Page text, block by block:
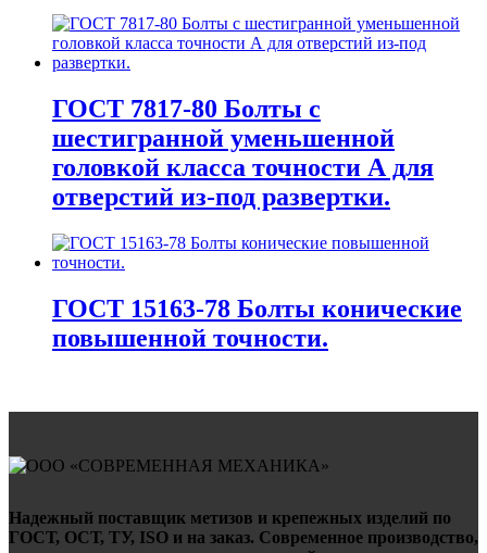
ГОСТ 7817-80 Болты с
шестигранной уменьшенной
головкой класса точности А для
отверстий из-под развертки.
ГОСТ 15163-78 Болты конические
повышенной точности.
Надежный поставщик метизов и крепежных изделий по
ГОСТ, ОСТ, ТУ, ISO и на заказ. Современное производство,